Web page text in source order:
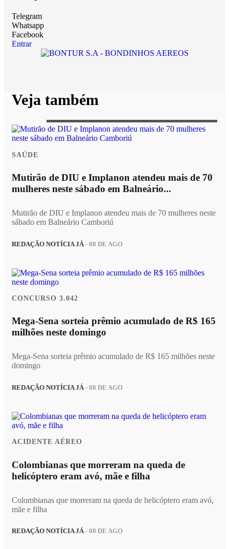
Telegram
Whatsapp
Facebook
Entrar
Veja também
SAÚDE
Mutirão de DIU e Implanon atendeu mais de 70
mulheres neste sábado em Balneário...
Mutirão de DIU e Implanon atendeu mais de 70 mulheres neste
sábado em Balneário Camboriú
REDAÇÃO NOTÍCIA JÁ - 08 DE AGO
CONCURSO 3.042
Mega-Sena sorteia prêmio acumulado de R$ 165
milhões neste domingo
Mega-Sena sorteia prêmio acumulado de R$ 165 milhões neste
domingo
REDAÇÃO NOTÍCIA JÁ- 08 DE AGO
ACIDENTE AÉREO
Colombianas que morreram na queda de
helicóptero eram avó, mãe e filha
Colombianas que morreram na queda de helicóptero eram avó,
mãe e filha
REDAÇÃO NOTÍCIA JÁ- 08 DE AGO